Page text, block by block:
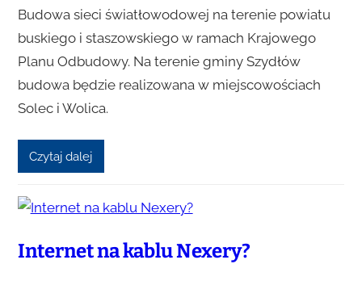
Budowa sieci światłowodowej na terenie powiatu
buskiego i staszowskiego w ramach Krajowego
Planu Odbudowy. Na terenie gminy Szydłów
budowa będzie realizowana w miejscowościach
Solec i Wolica.
Czytaj dalej
Internet na kablu Nexery?